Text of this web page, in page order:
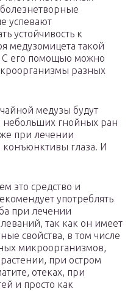
успевают
устойчивость к
медузомицета такой
С его помощью можно
разных
медузы будут
небольших гнойных ран
же при лечении
конъюнктивы глаза. И
это средство и
употреблять
при лечении
так как он имеет
свойства, в том числе
микроорганизмов,
при остром
отеках, при
и просто как